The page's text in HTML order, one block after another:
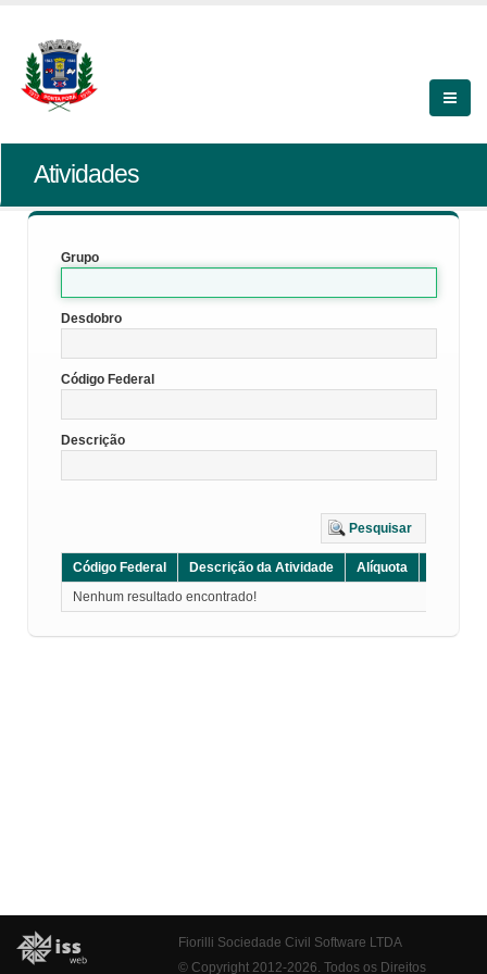
Atividades
Grupo
Desdobro
Código Federal
Descrição
Pesquisar
Código Federal Descrição da Atividade Alíquota
Nenhum resultado encontrado!
Fiorilli Sociedade Civil Software LTDA
© Copyright 2012-2026. Todos os Direitos